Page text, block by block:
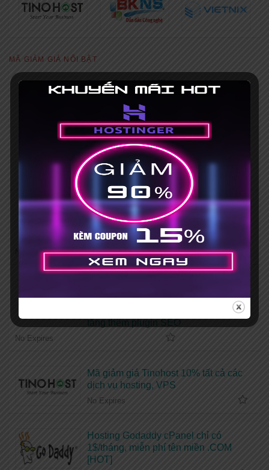
MÃ GIẢM GIÁ NỔI BẬT
[Khuyến mãi HOT] Coupon Hostinger
giảm giá 75%+ Mã giảm giá 15%
Hết hạn 31/03/2035
Mã giảm giá iNET 30% [HOT], mua
hosting tặng tên miền
No Expires
Mã giảm giá Vietnix 15% khi đăng ký
mới + Tặng bộ theme, plugin bản
quyền
No Expires
hoặc cộng thêm thời gian sử dụng tại
TENTEN, miễn phí chuyển hosting,
tặng thêm plugin SEO
No Expires
Mã giảm giá Tinohost 10% tất cả các
dịch vụ hosting, VPS
No Expires
Hosting Godaddy cPanel chỉ có
1$/tháng, miễn phí tên miền .COM
[HOT]